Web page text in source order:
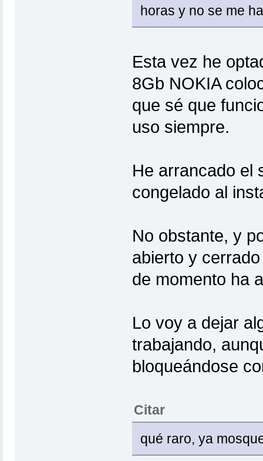
horas y no se me
Esta vez he
8Gb NOKIA
que sé que
uso siempre.
He arrancado el
congelado al
No obstante, y
abierto y
de momento ha
Lo voy a dejar
trabajando,
bloqueándose
Citar
qué raro, ya